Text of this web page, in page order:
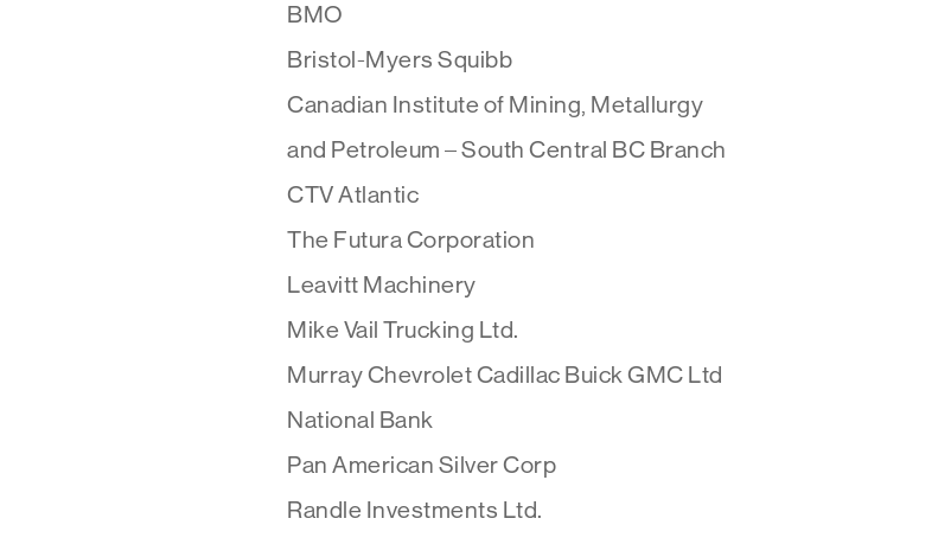
BMO
Bristol-Myers Squibb
Canadian Institute of Mining, Metallurgy
and Petroleum – South Central BC Branch
CTV Atlantic
The Futura Corporation
Leavitt Machinery
Mike Vail Trucking Ltd.
Murray Chevrolet Cadillac Buick GMC Ltd
National Bank
Pan American Silver Corp
Randle Investments Ltd.